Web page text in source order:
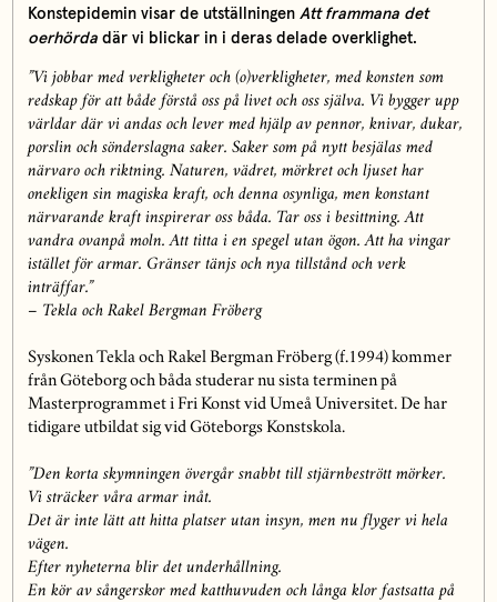
Konstepidemin visar de utställningen Att frammana det
oerhörda där vi blickar in i deras delade overklighet.
”Vi jobbar med verkligheter och (o)verkligheter, med konsten som
redskap för att både förstå oss på livet och oss själva. Vi bygger upp
världar där vi andas och lever med hjälp av pennor, knivar, dukar,
porslin och sönderslagna saker. Saker som på nytt besjälas med
närvaro och riktning. Naturen, vädret, mörkret och ljuset har
onekligen sin magiska kraft, och denna osynliga, men konstant
närvarande kraft inspirerar oss båda. Tar oss i besittning. Att
vandra ovanpå moln. Att titta i en spegel utan ögon. Att ha vingar
istället för armar. Gränser tänjs och nya tillstånd och verk
inträffar.”
– Tekla och Rakel Bergman Fröberg
Syskonen Tekla och Rakel Bergman Fröberg (f.1994) kommer
från Göteborg och båda studerar nu sista terminen på
Masterprogrammet i Fri Konst vid Umeå Universitet. De har
tidigare utbildat sig vid Göteborgs Konstskola.
”Den korta skymningen övergår snabbt till stjärnbestrött mörker.
Vi sträcker våra armar inåt.
Det är inte lätt att hitta platser utan insyn, men nu flyger vi hela
vägen.
Efter nyheterna blir det underhållning.
En kör av sångerskor med katthuvuden och långa klor fastsatta på